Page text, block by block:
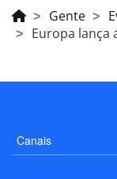
Gente
Europa lança
Canais